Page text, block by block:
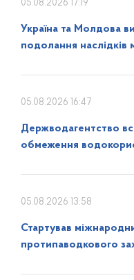
05.08.2026 17:19
Україна та Молдова
подолання наслідків
05.08.2026 16:47
Держводагентство
обмеження
05.08.2026 13:58
Стартував
протипаводкового